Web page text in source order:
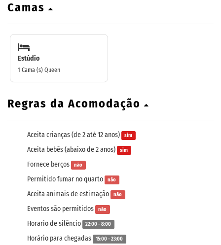
Camas
Estúdio
1 Cama (s) Queen
Regras da Acomodação
Aceita crianças (de 2 até 12 anos) sim
Aceita bebês (abaixo de 2 anos) sim
Fornece berços não
Permitido fumar no quarto não
Aceita animais de estimação não
Eventos são permitidos não
Horario de silêncio 22:00 - 8:00
Horário para chegadas 15:00 - 23:00